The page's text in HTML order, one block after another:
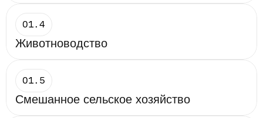
01.4
Животноводство
01.5
Смешанное сельское хозяйство